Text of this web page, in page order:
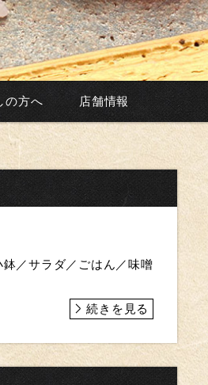
の方へ 店舗情報
／サラダ／ごはん／味噌
続きを見る